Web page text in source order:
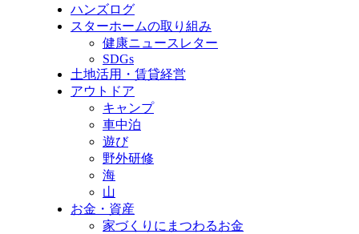
ハンズログ
スターホームの取り組み
健康ニュースレター
SDGs
土地活用・賃貸経営
アウトドア
キャンプ
車中泊
遊び
野外研修
海
山
お金・資産
家づくりにまつわるお金